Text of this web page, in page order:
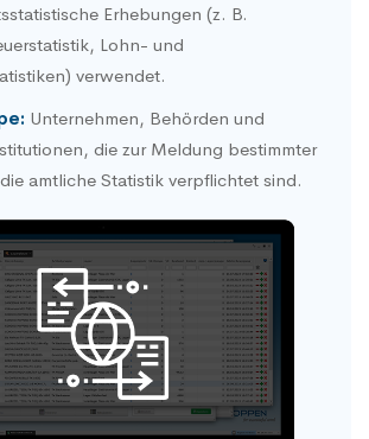
Erhebungen (z. B.
Lohn- und
verwendet.
Unternehmen, Behörden und
die zur Meldung bestimmter
amtliche Statistik verpflichtet sind.